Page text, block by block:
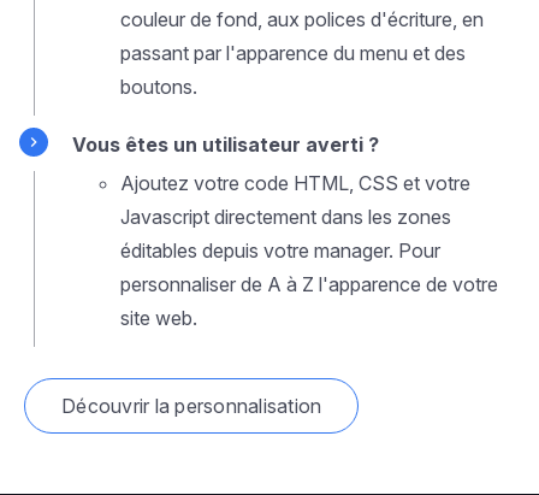
couleur de fond, aux polices d'écriture, en
passant par l'apparence du menu et des
boutons.
Vous êtes un utilisateur averti ?
Ajoutez votre code HTML, CSS et votre
Javascript directement dans les zones
éditables depuis votre manager. Pour
personnaliser de A à Z l'apparence de votre
site web.
Découvrir la personnalisation